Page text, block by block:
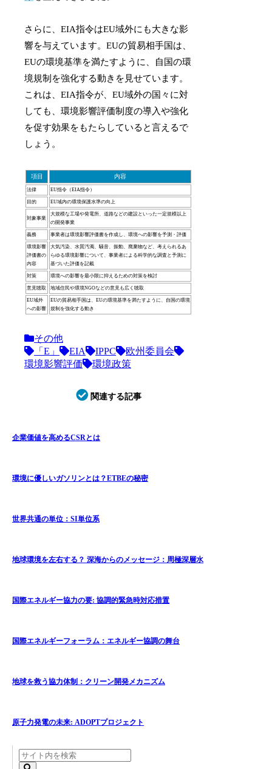
さらに、EIA指令はEU域外にも大きな影
響を与えています。EUの貿易相手国は、
EUの環境基準を満たすように、自国の環
境規制を強化する動きを見せています。
これは、EIA指令が、EU域外の国々に対
しても、環境影響評価制度の導入や強化
を促す効果をもたらしていると言えるで
しょう。
項目 内容
法律 EU指令（EIA指令）
目的 EU域内の環境保護水準の向上
対象事業
大規模な工場や発電所、道路などの建設といった一定規模以上
の開発事業
義務 事業者は環境影響評価書を作成し、環境への影響を予測・評価
環境影響
評価書の
内容
大気汚染、水質汚濁、騒音、振動、廃棄物など、考えられるあ
らゆる環境影響について、事業者による科学的な調査と予測に
基づいた評価を記載
対策 環境への影響を最小限に抑えるための対策を検討
意見聴取 地域住民や環境NGOなどの意見も広く聴取
EU域外
への影響
EUの貿易相手国は、EUの環境基準を満たすように、自国の環境
規制を強化する動き
その他
「E」
EIA IPPC
欧州委員会
環境影響評価
環境政策
関連する記事
企業価値を高めるCSRとは
環境に優しいガソリンとは？ETBEの秘密
世界共通の単位：SI単位系
地球環境を左右する？ 深海からのメッセージ：周極深層水
国際エネルギー協力の要: 協調的緊急時対応措置
国際エネルギーフォーラム：エネルギー協調の舞台
地球を救う協力体制：クリーン開発メカニズム
原子力発電の未来: ADOPTプロジェクト